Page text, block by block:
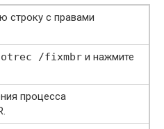
строку с правами
/fixmbr и нажмите
процесса